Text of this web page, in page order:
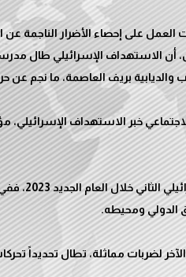
الاستهداف الإسرائيلي طال مدرسة
خبر الاستهداف الإسرائيلي،